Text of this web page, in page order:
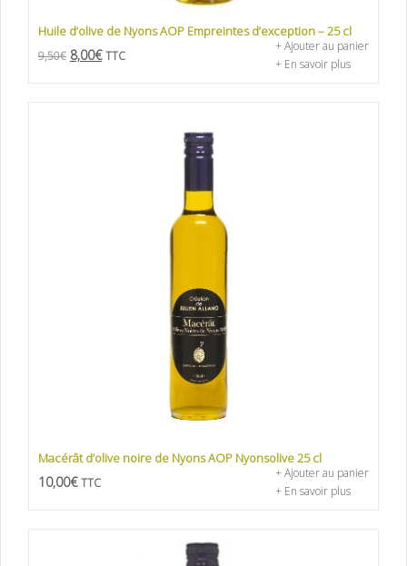
Huile d’olive de Nyons AOP Empreintes d’exception – 25 cl
9,50€ 8,00€ TTC
+ Ajouter au panier
+ En savoir plus
Macérât d’olive noire de Nyons AOP Nyonsolive 25 cl
10,00€ TTC
+ Ajouter au panier
+ En savoir plus